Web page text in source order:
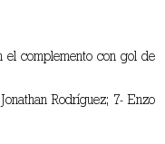
complemento con gol de
Rodríguez; 7- Enzo